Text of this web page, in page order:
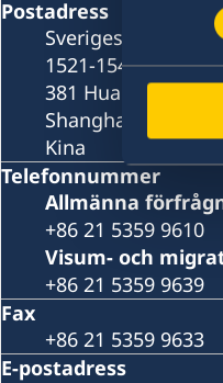
Postadress
Sveriges
1521-1541
381 Huaihai Road
Shanghai 200020
Kina
Telefonnummer
Allmänna
+86 21 5359 9610
Visum- och
+86 21 5359 9639
Fax
+86 21 5359 9633
E-postadress